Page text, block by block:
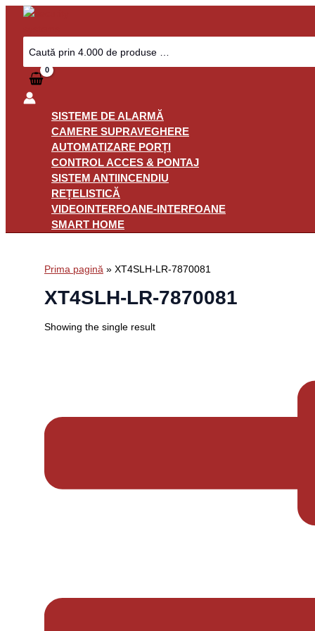
Skip
content
Search
for:
SISTEME DE ALARMĂ
CAMERE SUPRAVEGHERE
AUTOMATIZARE PORȚI
CONTROL ACCES & PONTAJ
SISTEM ANTIINCENDIU
REȚELISTICĂ
VIDEOINTERFOANE-INTERFOANE
SMART HOME
Prima pagină » XT4SLH-LR-7870081
XT4SLH-LR-7870081
Showing the single result